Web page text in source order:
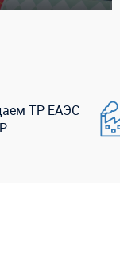
ТР ЕАЭС